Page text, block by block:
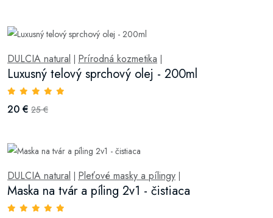
DULCIA natural | Prírodná kozmetika |
Luxusný telový sprchový olej - 200ml
20 € 25 €
DULCIA natural | Pleťové masky a pílingy |
Maska na tvár a píling 2v1 - čistiaca